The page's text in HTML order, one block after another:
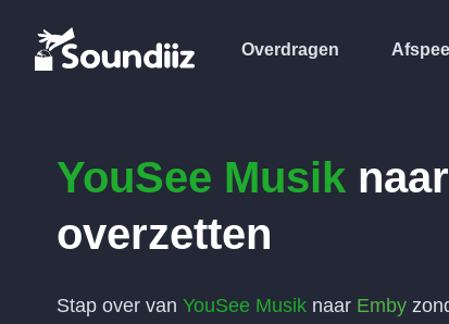
Overdragen
YouSee Musik naar
overzetten
Stap over van YouSee Musik naar Emby